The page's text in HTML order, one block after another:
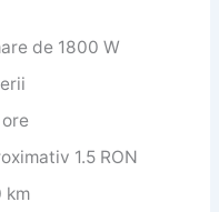
de 1800 W
1.5 RON
km